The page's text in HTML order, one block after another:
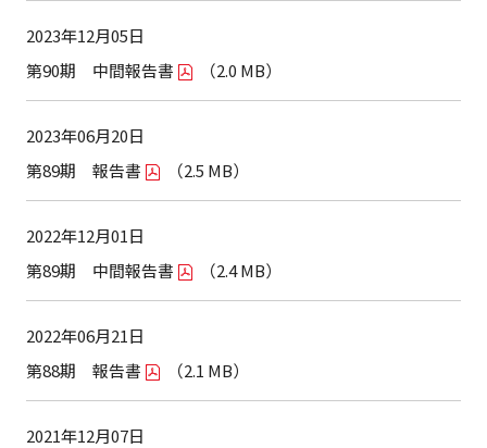
2023年12月05日
第90期 中間報告書
（2.0 MB）
2023年06月20日
第89期 報告書
（2.5 MB）
2022年12月01日
第89期 中間報告書
（2.4 MB）
2022年06月21日
第88期 報告書
（2.1 MB）
2021年12月07日